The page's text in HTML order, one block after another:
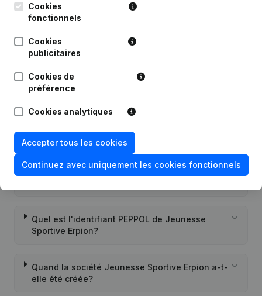
15-01-2020
Statuts (Traduction, Coordination,
03-12-2012
Questions fréquemment posées
Quel est le numéro de TVA de Jeunesse
Quel est l'identifiant PEPPOL de Jeunesse
Sportive Erpion?
Quand la société Jeunesse Sportive Erpion a-t-
elle été créée?
Cookies
fonctionnels
Cookies
publicitaires
Cookies de
préférence
Cookies analytiques
Accepter tous les cookies
Continuez avec uniquement les cookies fonctionnels